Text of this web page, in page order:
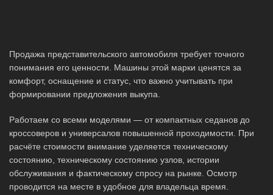
Продажа представительского автомобиля требует точного
понимания его ценности. Машины этой марки ценятся за
комфорт, оснащение и статус, что важно учитывать при
формировании предложения выкупа.
Работаем со всеми моделями — от компактных седанов до
кроссоверов и универсалов повышенной проходимости. При
расчёте стоимости внимание уделяется техническому
состоянию, техническому состоянию узлов, истории
обслуживания и фактическому спросу на рынке. Осмотр
проводится на месте в удобное для владельца время.